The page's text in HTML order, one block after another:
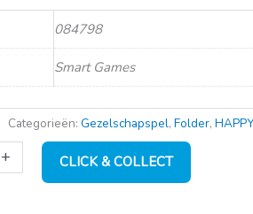
084798
Smart Games
Categorieën: Gezelschapspel, Folder,
+ CLICK & COLLECT